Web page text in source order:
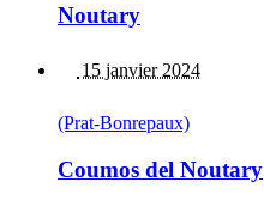
Noutary
15 janvier 2024
(Prat-Bonrepaux)
Coumos del Noutary